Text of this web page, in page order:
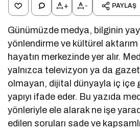
+ - PAYLAŞ
Günümüzde medya, bilginin
yönlendirme ve kültürel
hayatın merkezinde yer alır.
yalnızca televizyon ya da
olmayan, dijital dünyayla iç içe
yapıyı ifade eder. Bu yazıda
yönleriyle ele alarak ne işe
edilen soruları sade ve